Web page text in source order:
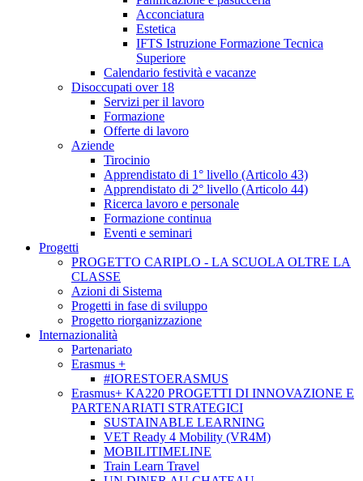
Acconciatura
Estetica
IFTS Istruzione Formazione Tecnica
Superiore
Calendario festività e vacanze
Disoccupati over 18
Servizi per il lavoro
Formazione
Offerte di lavoro
Aziende
Tirocinio
Apprendistato di 1° livello (Articolo 43)
Apprendistato di 2° livello (Articolo 44)
Ricerca lavoro e personale
Formazione continua
Eventi e seminari
Progetti
PROGETTO CARIPLO - LA SCUOLA OLTRE LA
CLASSE
Azioni di Sistema
Progetti in fase di sviluppo
Progetto riorganizzazione
Internazionalità
Partenariato
Erasmus +
#IORESTOERASMUS
Erasmus+ KA220 PROGETTI DI INNOVAZIONE E
PARTENARIATI STRATEGICI
SUSTAINABLE LEARNING
VET Ready 4 Mobility (VR4M)
MOBILITIMELINE
Train Learn Travel